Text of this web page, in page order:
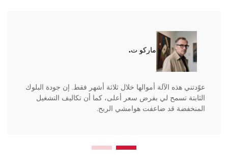
ماركو ت.
عوّدتني هذه الآلة أموالها خلال ثلاثة أشهر فقط. إن جودة البلوك
الثابتة تسمح لي بفرض سعر أعلى، كما أن تكاليف التشغيل
المنخفضة قد ضاعفت هوامشي الربح.